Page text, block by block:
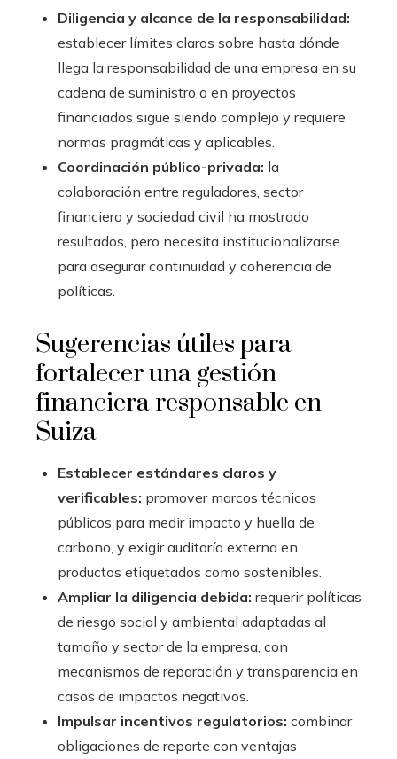
Diligencia y alcance de la responsabilidad:
establecer límites claros sobre hasta dónde
llega la responsabilidad de una empresa en su
cadena de suministro o en proyectos
financiados sigue siendo complejo y requiere
normas pragmáticas y aplicables.
Coordinación público-privada: la
colaboración entre reguladores, sector
financiero y sociedad civil ha mostrado
resultados, pero necesita institucionalizarse
para asegurar continuidad y coherencia de
políticas.
Sugerencias útiles para
fortalecer una gestión
financiera responsable en
Suiza
Establecer estándares claros y
verificables: promover marcos técnicos
públicos para medir impacto y huella de
carbono, y exigir auditoría externa en
productos etiquetados como sostenibles.
Ampliar la diligencia debida: requerir políticas
de riesgo social y ambiental adaptadas al
tamaño y sector de la empresa, con
mecanismos de reparación y transparencia en
casos de impactos negativos.
Impulsar incentivos regulatorios: combinar
obligaciones de reporte con ventajas